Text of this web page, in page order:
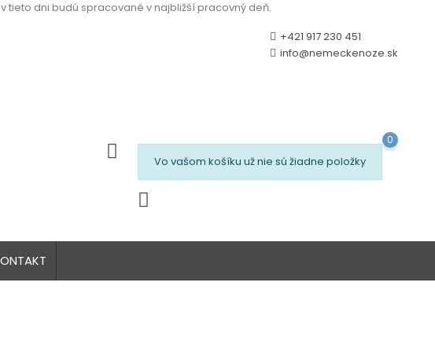
tieto dni budú spracované v najbližší pracovný deň.
+421 917 230 451
info@nemeckenoze.sk
Vo vašom košíku už nie sú žiadne položky
0